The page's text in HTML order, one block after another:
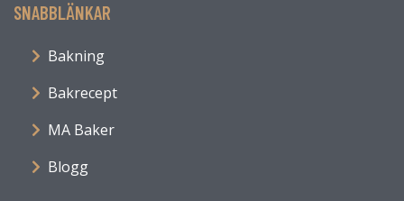
SNABBLÄNKAR
Bakning
Bakrecept
MA Baker
Blogg